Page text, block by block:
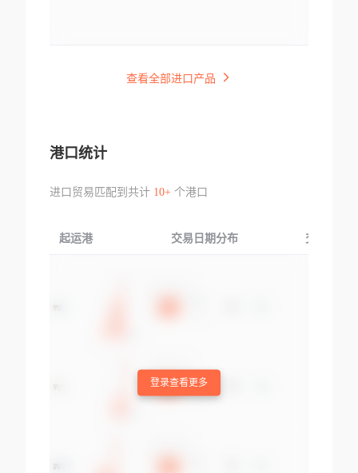
查看全部进口产品
港口统计
进口贸易匹配到共计 10+个港口
起运港 交易日期分布 交易产品
登录查看更多